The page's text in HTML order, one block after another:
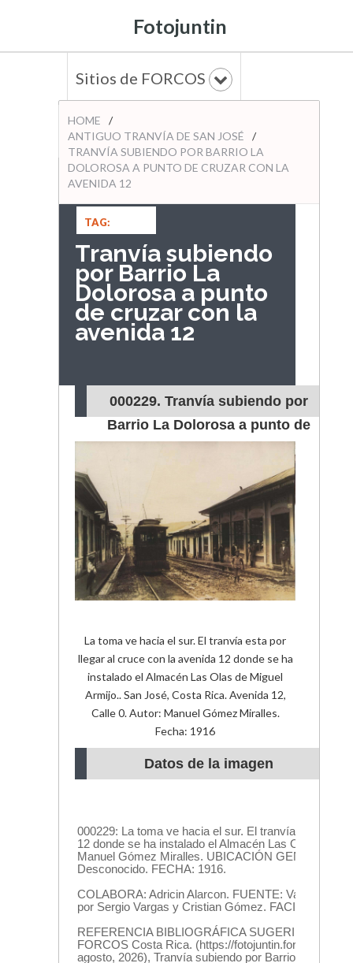
Fotojuntin
Sitios de FORCOS
HOME
/
ANTIGUO TRANVÍA DE SAN JOSÉ
/
TRANVÍA SUBIENDO POR BARRIO LA
DOLOROSA A PUNTO DE CRUZAR CON LA
AVENIDA 12
TAG:
ANTIGUO
TRANVÍA DE
SAN JOSÉ
Tranvía subiendo
por Barrio La
Dolorosa a punto
de cruzar con la
avenida 12
000229. Tranvía subiendo por
Barrio La Dolorosa a punto de
La toma ve hacia el sur. El tranvía esta por
llegar al cruce con la avenida 12 donde se ha
instalado el Almacén Las Olas de Miguel
Armijo.. San José, Costa Rica. Avenida 12,
Calle 0. Autor: Manuel Gómez Miralles.
Fecha: 1916
Datos de la imagen